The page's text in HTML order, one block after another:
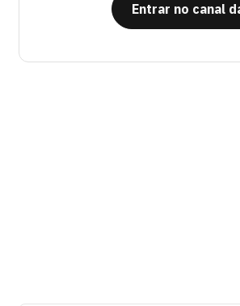
Entrar no canal